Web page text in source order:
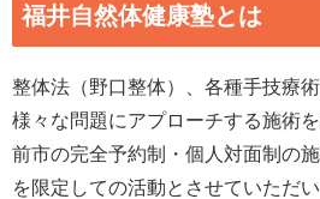
福井自然体健康塾とは
整体法（野口整体）、各種手技療
様々な問題にアプローチする施術
前市の完全予約制・個人対面制の
を限定しての活動とさせていただい